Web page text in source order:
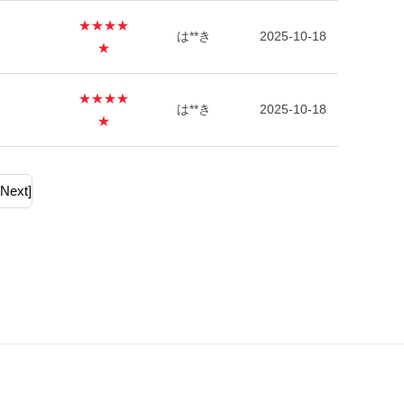
★★★★
★
は**き 2025-10-18
★★★★
★
は**き 2025-10-18